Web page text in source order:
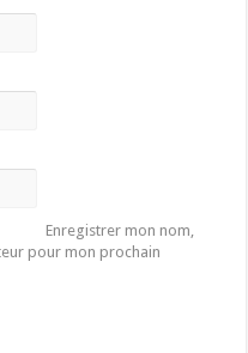
Enregistrer mon nom,
pour mon prochain